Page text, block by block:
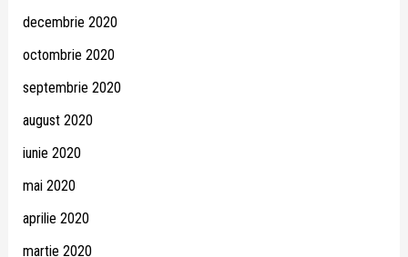
decembrie 2020
octombrie 2020
septembrie 2020
august 2020
iunie 2020
mai 2020
aprilie 2020
martie 2020